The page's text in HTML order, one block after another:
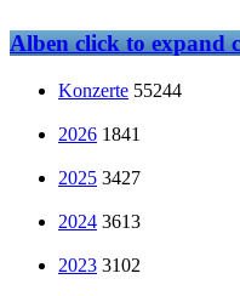
Albenclick to expand
Konzerte 55244
2026 1841
2025 3427
2024 3613
2023 3102